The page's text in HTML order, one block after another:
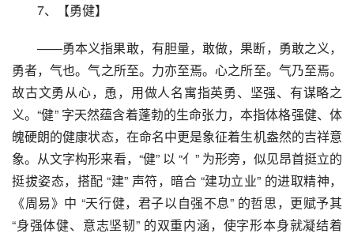
7、【勇健】
——勇本义指果敢，有胆量，敢做，果断，勇敢之义，
勇者，气也。气之所至。力亦至焉。心之所至。气乃至焉。
故古文勇从心，恿，用做人名寓指英勇、坚强、有谋略之
义。“健” 字天然蕴含着蓬勃的生命张力，本指体格强健、体
魄硬朗的健康状态，在命名中更是象征着生机盎然的吉祥意
象。从文字构形来看，“健” 以 “亻” 为形旁，似见昂首挺立的
挺拔姿态，搭配 “建” 声符，暗合 “建功立业” 的进取精神，
《周易》中 “天行健，君子以自强不息” 的哲思，更赋予其
“身强体健、意志坚韧” 的双重内涵，使字形本身就凝结着